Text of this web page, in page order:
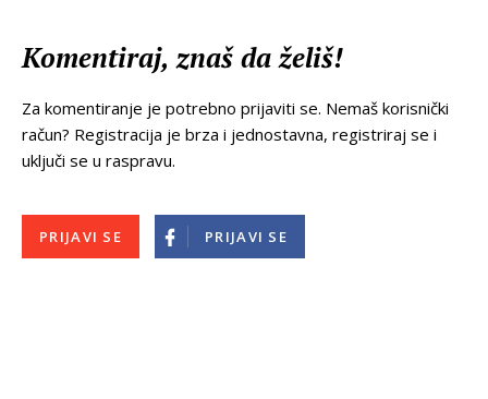
Komentiraj, znaš da želiš!
Za komentiranje je potrebno prijaviti se. Nemaš korisnički
račun? Registracija je brza i jednostavna, registriraj se i
uključi se u raspravu.
PRIJAVI SE PRIJAVI SE